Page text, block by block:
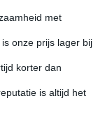
met
onze prijs lager bij
korter dan
is altijd het